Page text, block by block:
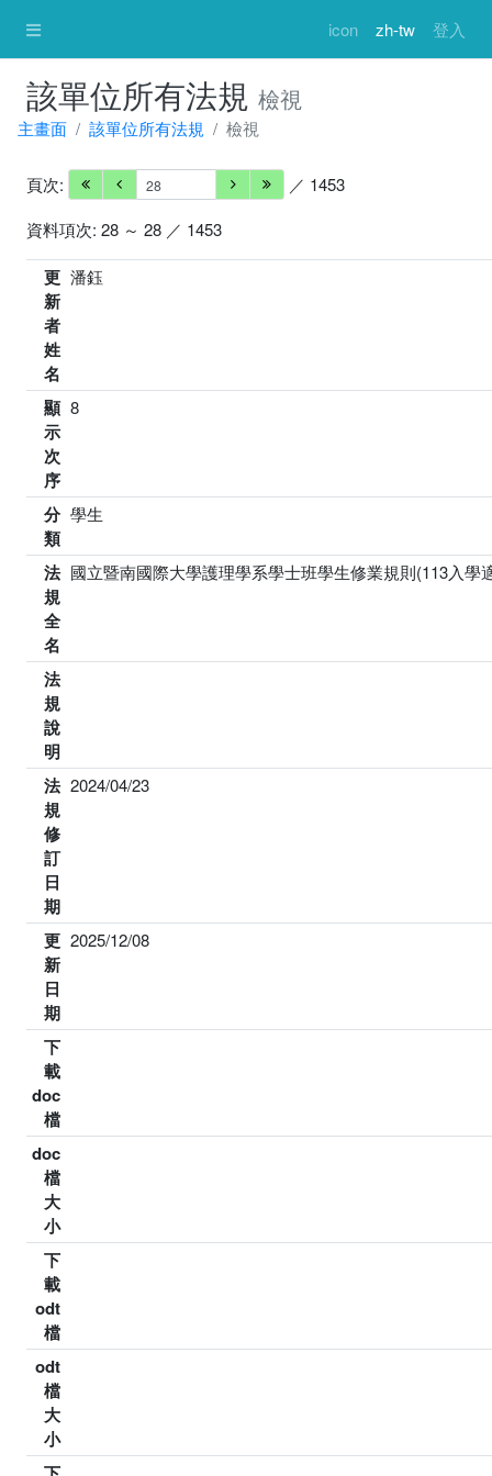
icon zh-tw 登入
該單位所有法規 檢視
主畫面 該單位所有法規 檢視
頁次:
／ 1453
資料項次: 28 ～ 28 ／ 1453
更
新
者
姓
名
潘鈺
顯
示
次
序
8
分
類
學生
法
規
全
名
國立暨南國際大學護理學系學士班學生修業規則(113入學
法
規
說
明
法
規
修
訂
日
期
2024/04/23
更
新
日
期
2025/12/08
下
載
doc
檔
doc
檔
大
小
下
載
odt
檔
odt
檔
大
小